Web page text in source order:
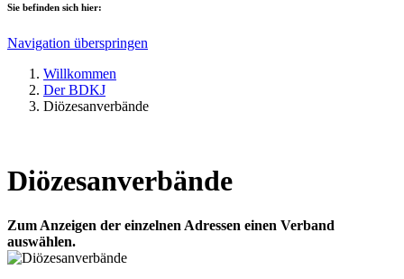
Sie befinden sich hier:
Navigation überspringen
Willkommen
Der BDKJ
Diözesanverbände
Diözesanverbände
Zum Anzeigen der einzelnen Adressen einen Verband
auswählen.